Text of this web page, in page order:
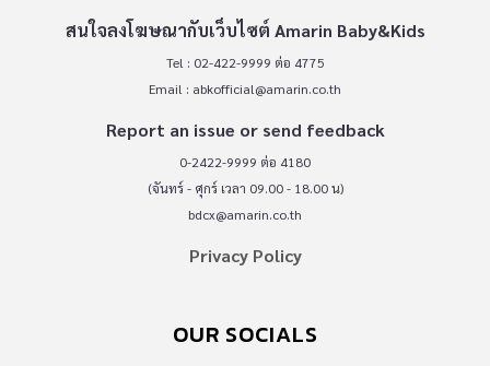
สนใจลงโฆษณากับเว็บไซต์ Amarin Baby&Kids
Tel : 02-422-9999 ต่อ 4775
Email : abkofficial@amarin.co.th
Report an issue or send feedback
0-2422-9999 ต่อ 4180
(จันทร์ - ศุกร์ เวลา 09.00 - 18.00 น)
bdcx@amarin.co.th
Privacy Policy
OUR SOCIALS